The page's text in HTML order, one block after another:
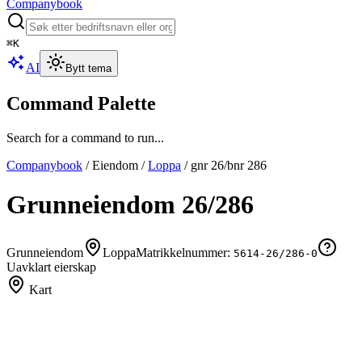
Companybook
⌘K
AI Bytt tema
Command Palette
Search for a command to run...
Companybook /Eiendom /Loppa / gnr 26/bnr 286
Grunneiendom 26/286
Grunneiendom LoppaMatrikkelnummer: 5614-26/286-0
Uavklart eierskap
Kart